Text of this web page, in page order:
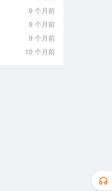
9 个月前
9 个月前
9 个月前
10 个月前